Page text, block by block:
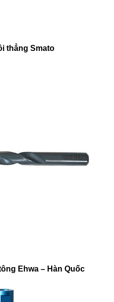
thẳng Smato
Ehwa – Hàn Quốc